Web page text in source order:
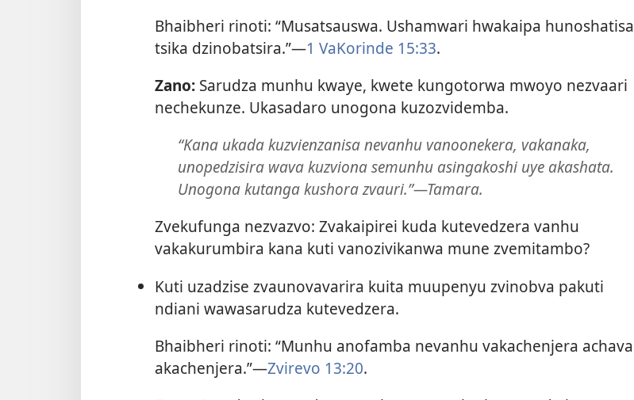
Bhaibheri rinoti: “Musatsauswa. Ushamwari hwakaipa hunoshatisa
tsika dzinobatsira.”—1 VaKorinde 15:33.
Zano:Sarudza munhu kwaye, kwete kungotorwa mwoyo nezvaari
nechekunze. Ukasadaro unogona kuzozvidemba.
“Kana ukada kuzvienzanisa nevanhu vanoonekera, vakanaka,
unopedzisira wava kuzviona semunhu asingakoshi uye akashata.
Unogona kutanga kushora zvauri.”​—Tamara.
Zvekufunga nezvazvo: Zvakaipirei kuda kutevedzera vanhu
vakakurumbira kana kuti vanozivikanwa mune zvemitambo?
Kuti uzadzise zvaunovavarira kuita muupenyu zvinobva pakuti
ndiani wawasarudza kutevedzera.
Bhaibheri rinoti: “Munhu anofamba nevanhu vakachenjera achava
akachenjera.”—Zvirevo 13:20.